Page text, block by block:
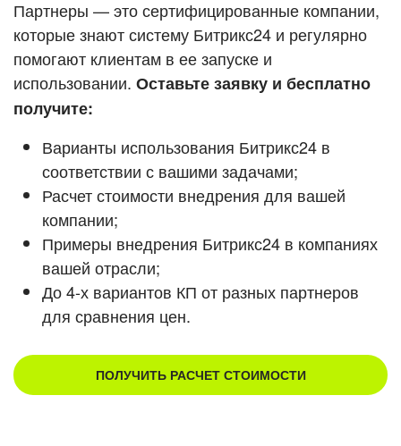
ВХОД
ВХОД
Смотреть видеокейсы
Партнеры — это сертифицированные компании,
которые знают систему Битрикс24 и регулярно
помогают клиентам в ее запуске и
использовании. Оставьте заявку и бесплатно
получите:
Варианты использования Битрикс24 в
соответствии с вашими задачами;
Расчет стоимости внедрения для вашей
компании;
Примеры внедрения Битрикс24 в компаниях
вашей отрасли;
До 4-х вариантов КП от разных партнеров
для сравнения цен.
ПОЛУЧИТЬ РАСЧЕТ СТОИМОСТИ